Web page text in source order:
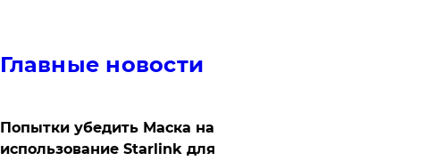
Главные новости
Попытки убедить Маска на
использование Starlink для